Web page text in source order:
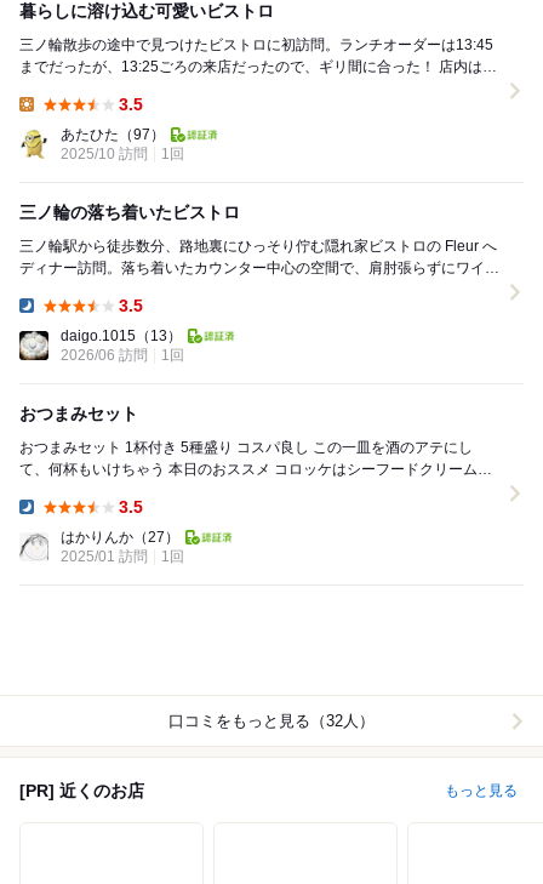
暮らしに溶け込む可愛いビストロ
三ノ輪散歩の途中で見つけたビストロに初訪問。ランチオーダーは13:45
までだったが、13:25ごろの来店だったので、ギリ間に合った！ 店内はカ
3.5
あたひた （97）
2025/10 訪問
1回
三ノ輪の落ち着いたビストロ
三ノ輪駅から徒歩数分、路地裏にひっそり佇む隠れ家ビストロの Fleur へ
ディナー訪問。落ち着いたカウンター中心の空間で、肩肘張らずにワイン
3.5
daigo.1015 （13）
2026/06 訪問
1回
おつまみセット
おつまみセット 1杯付き 5種盛り コスパ良し この一皿を酒のアテにし
て、何杯もいけちゃう 本日のおススメ コロッケはシーフードクリームコ
3.5
はかりんか （27）
2025/01 訪問
1回
口コミをもっと見る（32人）
[PR] 近くのお店 もっと見る